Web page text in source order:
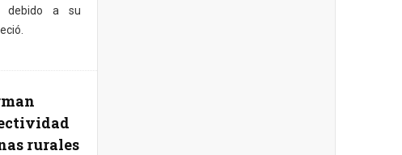
debido a su
rurales